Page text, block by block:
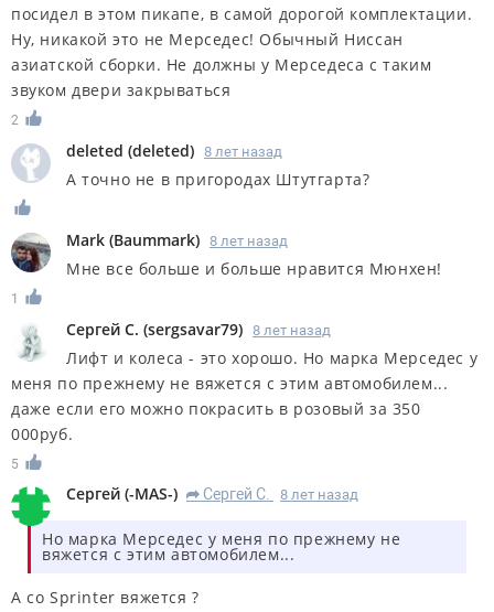
посидел в этом пикапе, в самой дорогой комплектации.
Ну, никакой это не Мерседес! Обычный Ниссан
азиатской сборки. Не должны у Мерседеса с таким
звуком двери закрываться
2
deleted (deleted) 8 лет назад
А точно не в пригородах Штутгарта?
Mark (Baummark) 8 лет назад
Мне все больше и больше нравится Мюнхен!
1
Сергей С. (sergsavar79) 8 лет назад
Лифт и колеса - это хорошо. Но марка Мерседес у
меня по прежнему не вяжется с этим автомобилем...
даже если его можно покрасить в розовый за 350
000руб.
5
Сергей (-MAS-) R Сергей С. 8 лет назад
Но марка Мерседес у меня по прежнему не
вяжется с этим автомобилем...
А со Sprinter вяжется ?